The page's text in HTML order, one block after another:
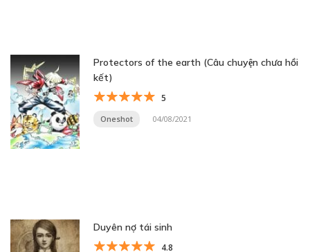
Protectors of the earth (Câu chuyện chưa hồi
kết)
5
Oneshot 04/08/2021
Duyên nợ tái sinh
4.8